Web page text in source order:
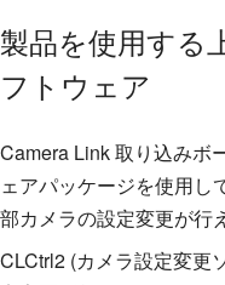
製品を使用する
フトウェア
Camera Link 取り込みボ
ェアパッケージを使用し
部カメラの設定変更が行
CLCtrl2 (カメラ設定変更